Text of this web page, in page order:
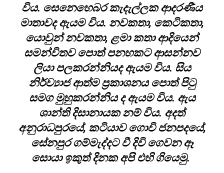
විය. සෙනෙහෙබර කැදැල්ලක ආදරණීය
මාතාවද ඇයම විය. නවකතා, කෙටිකතා,
යොවුන් නවකතා, ළමා කතා ආදියෙන්
සමන්විතව පොත් පනහකට ආසන්නව
ලියා පලකරන්නියද ඇයම විය. සිය
නිර්ව්‍යාජ ආත්ම ප්‍රකාශනය පොත් පිටු
සමග මුහුකරන්නිය ද ඇයම විය. ඇය
ශාන්ති දිසානායක නම් විය. අදත්
අනුරාධපුරයේ, කටියාව ගොවි ජනපදයේ,
සේනපුර ගම්මැද්දට වී දිවි ගෙවන ඈ
සොයා ඉකුත් දිනක අපි එහි ගියෙමු.